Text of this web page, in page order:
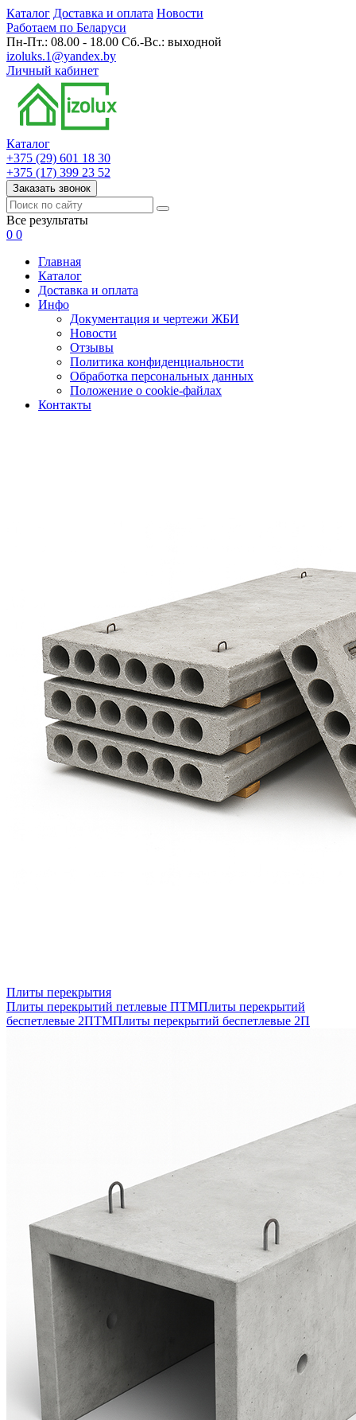
Каталог Доставка и оплата Новости
Работаем по Беларуси
Пн-Пт.: 08.00 - 18.00 Сб.-Вс.: выходной
izoluks.1@yandex.by
Личный кабинет
Каталог
+375 (29) 601 18 30
+375 (17) 399 23 52
Заказать звонок
Все результаты
0 0
Главная
Каталог
Доставка и оплата
Инфо
Документация и чертежи ЖБИ
Новости
Отзывы
Политика конфиденциальности
Обработка персональных данных
Положение о cookie-файлах
Контакты
Плиты перекрытия
Плиты перекрытий петлевые ПТМПлиты перекрытий
беспетлевые 2ПТМПлиты перекрытий беспетлевые 2П